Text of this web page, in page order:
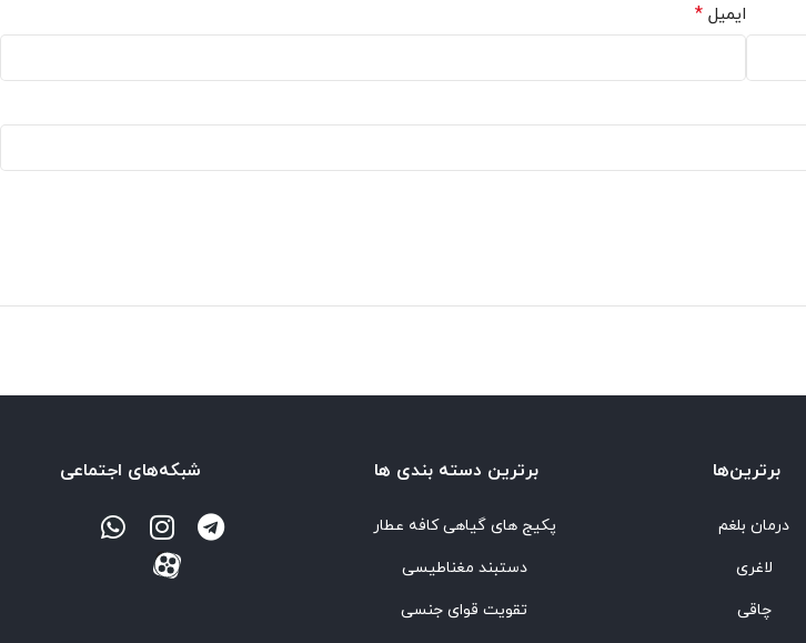
ایمیل *
برترین‌ها
درمان بلغم
لاغری
چاقی
برترین‌ دسته بندی ها
پکیج های گیاهی کافه عطار
دستبند مغناطیسی
تقویت قوای جنسی
شبکه‌های اجتماعی